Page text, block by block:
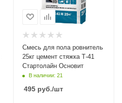
Смесь для пола ровнитель
25кг цемент стяжка Т-41
Стартолайн Основит
В наличии: 21
495руб./шт